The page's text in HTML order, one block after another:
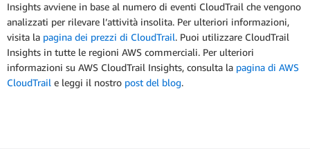
Insights avviene in base al numero di eventi CloudTrail che vengono
analizzati per rilevare l’attività insolita. Per ulteriori informazioni,
visita la pagina dei prezzi di CloudTrail. Puoi utilizzare CloudTrail
Insights in tutte le regioni AWS commerciali. Per ulteriori
informazioni su AWS CloudTrail Insights, consulta la pagina di AWS
CloudTrail e leggi il nostro post del blog.